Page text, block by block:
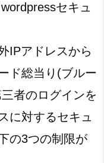
セキュ
IPアドレスから
ド総当り(ブルー
者のログインを
に対するセキュ
の3つの制限が